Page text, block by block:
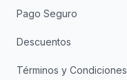
Pago Seguro
Descuentos
Términos y Condiciones